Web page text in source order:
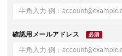
確認用メールアドレス 必須